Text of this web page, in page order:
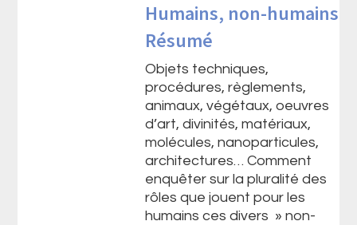
Humains, non-humains
Résumé
Objets techniques,
procédures, règlements,
animaux, végétaux, oeuvres
d’art, divinités, matériaux,
molécules, nanoparticules,
architectures… Comment
enquêter sur la pluralité des
rôles que jouent pour les
humains ces divers » non-